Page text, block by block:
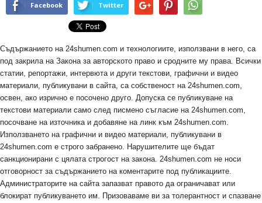
Facebook Twitter
Съдържанието на 24shumen.com и технологиите, използвани в него, са
под закрила на Закона за авторското право и сродните му права. Всички
статии, репортажи, интервюта и други текстови, графични и видео
материали, публикувани в сайта, са собственост на 24shumen.com,
освен, ако изрично е посочено друго. Допуска се публикуване на
текстови материали само след писмено съгласие на 24shumen.com,
посочване на източника и добавяне на линк към 24shumen.com.
Използването на графични и видео материали, публикувани в
24shumen.com е строго забранено. Нарушителите ще бъдат
санкционирани с цялата строгост на закона. 24shumen.com не носи
отговорност за съдържанието на коментарите под публикациите.
Администраторите на сайта запазват правото да ограничават или
блокират публикуването им. Призоваваме ви за толерантност и спазване